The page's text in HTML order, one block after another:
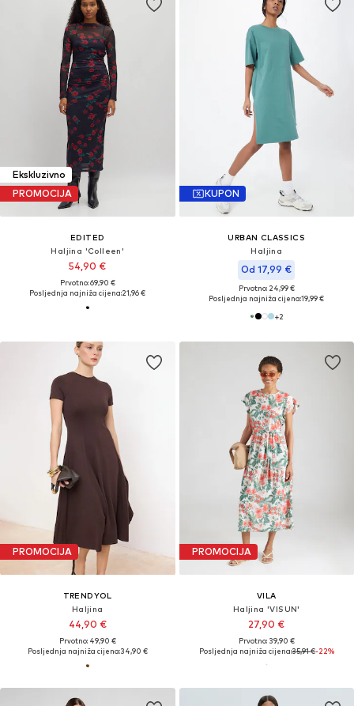
Ekskluzivno
PROMOCIJA
EDITED
Haljina 'Colleen'
54,90 €
Prvotno: 69,90 €
Posljednja najniža cijena:21,96 €
KUPON
URBAN CLASSICS
Haljina
Od 17,99 €
Prvotno: 24,99 €
Posljednja najniža cijena:19,99 €
+2
PROMOCIJA
TRENDYOL
Haljina
44,90 €
Prvotno: 49,90 €
Posljednja najniža cijena:34,90 €
PROMOCIJA
VILA
Haljina 'VISUN'
27,90 €
Prvotno: 39,90 €
Posljednja najniža cijena:35,91 €-22%